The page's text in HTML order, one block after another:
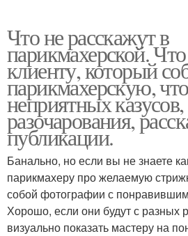
Что не расскажут в
парикмахерской.
клиенту, который
парикмахерскую,
неприятных
разочарования,
публикации.
Банально, но если вы не знаете
парикмахеру про желаемую
собой фотографии с
Хорошо, если они будут с разных
визуально показать мастеру на